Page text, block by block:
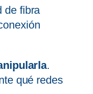
de fibra
.
qué redes